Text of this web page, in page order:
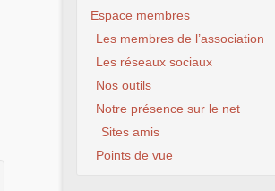
Espace membres
Les membres de l’association
Les réseaux sociaux
Nos outils
Notre présence sur le net
Sites amis
Points de vue